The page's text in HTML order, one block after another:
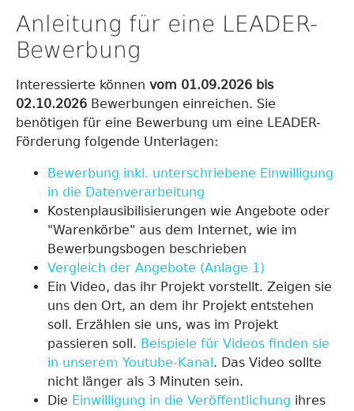
Anleitung für eine LEADER-
Bewerbung
Interessierte können vom 01.09.2026 bis
02.10.2026 Bewerbungen einreichen. Sie
benötigen für eine Bewerbung um eine LEADER-
Förderung folgende Unterlagen:
Bewerbung inkl. unterschriebene Einwilligung
in die Datenverarbeitung
Kostenplausibilisierungen wie Angebote oder
"Warenkörbe" aus dem Internet, wie im
Bewerbungsbogen beschrieben
Vergleich der Angebote (Anlage 1)
Ein Video, das ihr Projekt vorstellt. Zeigen sie
uns den Ort, an dem ihr Projekt entstehen
soll. Erzählen sie uns, was im Projekt
passieren soll. Beispiele für Videos finden sie
in unserem Youtube-Kanal. Das Video sollte
nicht länger als 3 Minuten sein.
Die Einwilligung in die Veröffentlichung ihres